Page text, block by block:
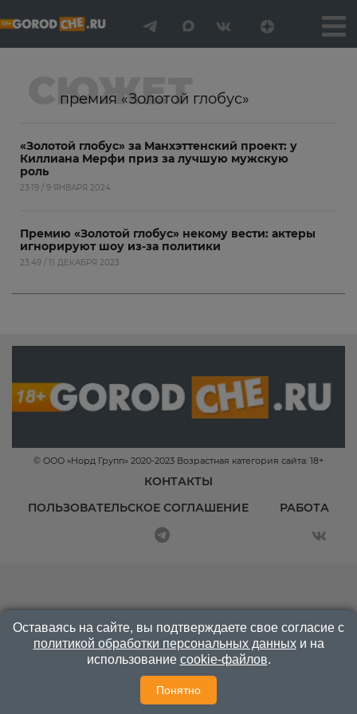
СЮЖЕТ
премия «Золотой глобус»
«Золотой глобус» за Манхэттенский проект: у
Киллиана Мерфи приз за лучшую мужскую
роль
23:19 / 9 ЯНВАРЯ 2024
Премию «Золотой глобус» некому вести: актеры
игнорируют шоу из-за политики
23:49 / 11 ДЕКАБРЯ 2023
© ООО «Норд Групп» 2020-2023 Возрастная категория сайта: 18+
КОНТАКТЫ
ПОЛЬЗОВАТЕЛЬСКОЕ СОГЛАШЕНИЕ
РАБОТА
Оставаясь на сайте, вы подтверждаете свое согласие с
политикой обработки персональных данныхи на
использование cookie-файлов.
Понятно